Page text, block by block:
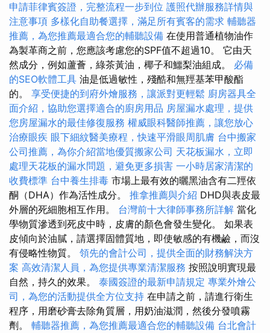
申請菲律賓簽證，完整流程一步到位 護照代辦服務詳情與
注意事項 多樣化自助餐選擇，滿足所有賓客的需求 輔聽器
推薦，為您推薦最適合您的輔聽設備 在使用普通植物油作
為製革商之前，您應該考慮您的SPF值不超過10。 它由天
然成分，例如蘆薈，綠茶黃油，椰子和鱷梨油組成。 必備
的SEO軟體工具 油是低過敏性，殘酷和無羥基苯甲酸酯
的。 享受便捷的到府外燴服務，讓派對更輕鬆 廚房器具全
面介紹，協助您選擇適合的廚房用品 房屋漏水處理，提供
您房屋漏水的最佳修復服務 權威眼科醫師推薦，讓您放心
治療眼疾 眼下細紋醫美療程，快速平滑眼周肌膚 台中搬家
公司推薦，為你介紹當地優質搬家公司 天花板漏水，立即
處理天花板的漏水問題，避免更多損害 一小時居家清潔的
收費標準 台中養生排毒 市場上最有效的曬黑油含有二羥依
酮（DHA）作為活性成分。 推拿推薦與介紹 DHD與表皮最
外層的死細胞相互作用。 台灣前十大律師事務所詳解 當化
學物質滲透到死皮中時，皮膚的顏色會發生變化。 如果表
皮傾向於油膩，請選擇固體質地，即使敏感的有機鹼，而沒
有侵略性物質。 領先的會計公司，提供全面的財務解決方
案 高效清潔人員，為您提供專業清潔服務 按照說明實現最
自然，持久的效果。 泰國簽證的最新申請規定 專業外燴公
司，為您的活動提供全方位支持 在申請之前，請進行衛生
程序，用磨砂膏去除角質層，用奶油滋潤，然後分發噴霧
劑。 輔聽器推薦，為您推薦最適合您的輔聽設備 台北會計